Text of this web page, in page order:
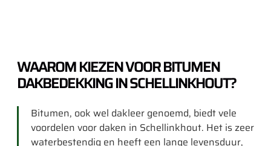
WAAROM KIEZEN VOOR BITUMEN
DAKBEDEKKING IN SCHELLINKHOUT?
Bitumen, ook wel dakleer genoemd, biedt vele
voordelen voor daken in Schellinkhout. Het is zeer
waterbestendig en heeft een lange levensduur,